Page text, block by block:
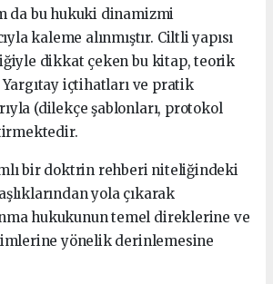
da bu hukuki dinamizmi
kaleme alınmıştır. Ciltli yapısı
dikkat çeken bu kitap, teorik
içtihatları ve pratik
(dilekçe şablonları, protokol
bir doktrin rehberi niteliğindeki
yola çıkarak
hukukunun temel direklerine ve
yönelik derinlemesine